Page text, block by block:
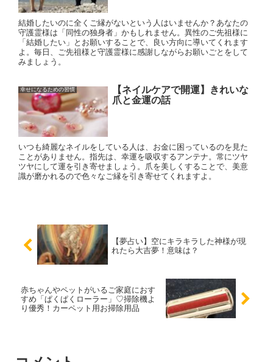
結婚したいのに全くご縁がないという人はいませんか？あなたの
守護霊様は「同性の独身者」かもしれません。異性のご先祖様に
「結婚したい」とお願いすることで、良い方向に導いてくれます
よ。毎日、ご先祖様と守護霊様に感謝しながらお願いごとをして
みましょう。
幸せになるための習慣
【ネイルケアで開運】きれいな
爪と金運の話
いつも綺麗なネイルをしている人は、お金に困っているのを見た
ことがありません。指先は、幸運を吸収するアンテナ。常にツヤ
ツヤにして運を引き寄せましょう。爪を美しくすることで、美意
識が磨かれるので色々なご縁を引き寄せてくれますよ。
【夢占い】空にキラキラした神様が現
れたら大吉夢！意味は？
赤ちゃんやペットがいるご家庭におす
すめ「ぱくぱくローラー」♡掃除機よ
り優秀！カーペット用お掃除用品